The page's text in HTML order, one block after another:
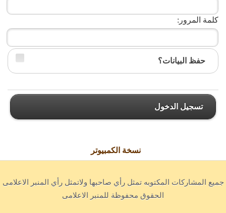
كلمة المرور:
حفظ البيانات؟
تسجيل الدخول
نسخة الكمبيوتر
جميع المشاركات المكتوبه تمثل رأي صاحبها ولاتمثل رأي المنبر الاعلامى
الحقوق محفوظة للمنبر الاعلامى